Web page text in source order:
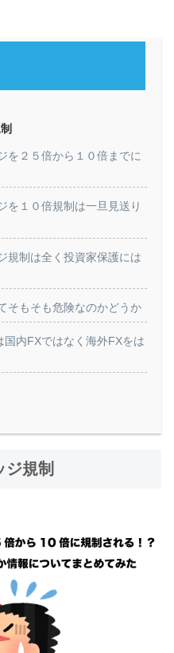
を２５倍から１０倍までに
を１０倍規制は一旦見送り
規制は全く投資家保護には
そもそも危険なのかどうか
国内FXではなく海外FXをは
ジ規制